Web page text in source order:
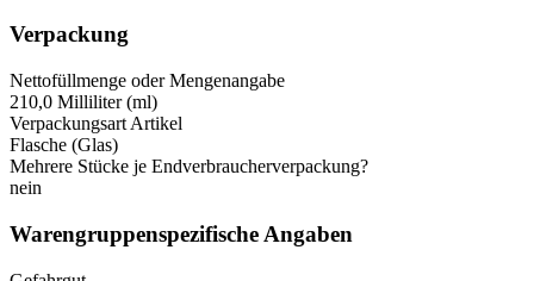
Verpackung
Nettofüllmenge oder Mengenangabe
210,0 Milliliter (ml)
Verpackungsart Artikel
Flasche (Glas)
Mehrere Stücke je Endverbraucherverpackung?
nein
Warengruppenspezifische Angaben